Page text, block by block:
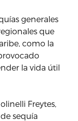
generales
que
como la
la vida útil
Freytes,
sequía